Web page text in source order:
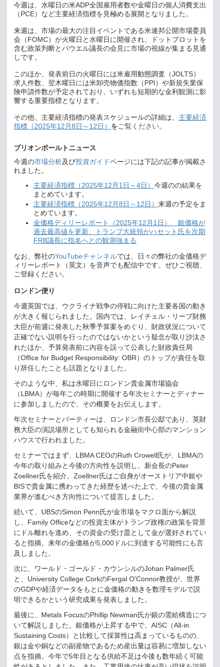
今週は、水曜日の米ADP全国雇用者数や金曜日の個人消費支出
（PCE）など主要経済指標を見極める展開となりました。
来週は、市場の最大の注目イベントである米連邦公開市場委員
会（FOMC）が火曜日と水曜日に開催され、ドットプロットを
含む政策判断とパウエル議長の会見に市場の視線が集まる見通
しです。
このほか、発表前日の火曜日には米雇用動態調査（JOLTS）
求人件数、翌木曜日には米卸売物価指数（PPI）や新規失業保
険申請件数が予定されており、いずれも短期的な金利観測に影
響する重要指標となります。
その他、主要経済指標の発表スケジュールの詳細は、 主要経済
指標（2025年12 月8日～ 12日） を ご覧ください。
ブリオンボールトニュース
今週の市場分析及び投資ガイドページには下記の記事が掲載さ
れました。
主要経済指標（2025年12 月 1 日～4日） 今週のの結果を
まとめています。
主要経済指標（2025年12 月8日～ 12日） 来週の予定をま
とめています。
金価格ディリーレポート（2025年12 月 1 日） 銀価格が
過去最高値を更新、トランプ大統領がハセット氏を次期
FRB議長に指名へとの観測強まる
なお、弊社のYouTubeチャンネルでは、日々の弊社の金価格デ
ィリーレポート（英文）を音声でも配信中です。ぜひご視聴、
ご登録ください。
ロンドン便り
今週英国では、ウクライナ戦争の停戦に向けた主要各国の動き
が大きく報じられました。国内では、レイチェル・リーブ財務
大臣が前週に発表した秋季予算案をめぐり、財政状況について
正確でない説明を行ったのではないかという疑念が取り沙汰さ
れたほか、予算発表前に内容を誤って公表した財政責任局
（Office for Budget Responsibility: OBR）のトップが責任を取
り辞任したことも話題となりました。
そのような中、私は水曜日にロンドン貴金属市場協会
（LBMA）が毎年この時期に開催する年次セミナーとディナー
に参加しましたので、その概要をお伝えします。
年次セミナーとパーティーは、ロンドン市長公邸であり、英財
務大臣の演説場所としても知られる金融街中心部のマンション
ハウスで行われました。
セミナーではまず、 LBMA CEOのRuth Crowell氏が、 LBMAの
今年の取り組みと今後の方向性を説明し、新会長のPeter
Zoellner氏を紹介。 Zoellner氏はご自身がオーストリア中銀や
BISで貴金属に携わってきた経歴を述べた上で、今後の貴金属
業界が進むべき方向性について提言しました。
続いて、 UBSのSimon Penn氏が金市場をマクロ面から解説
し、 Family Officeなどの投資主体がトランプ政権の政策を背景
にドル離れを進め、その資金の受け皿として金が選好されてい
ると指摘。来年の金価格が5,000 ドルに到達する可能性にも言
及しました。
次に、ワールド・ゴールド・カウンシルのJohan Palmer氏
と、 University College CorkのFergal O'Connor教授が、世界
のGDPや経済データをもとに金価格の動きを数理モデルで説
明できるかという研究成果を発表しました。
最後に、 Metals FocusのPhillip Newman氏が銀の需給構造につ
いて解説しました。銀価格が上昇する中で、 AISC （All-in
Sustaining Costs）と比較して採算性は高まっているものの、
銀は金や銅などの副産物であるため産出量は容易に増加しない
点を指摘。今年で5年目となる供給不足は今後も数年続く可能